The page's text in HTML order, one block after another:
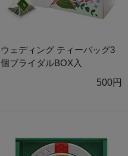
ウェディング ティーバッグ3
個ブライダルBOX入
500円